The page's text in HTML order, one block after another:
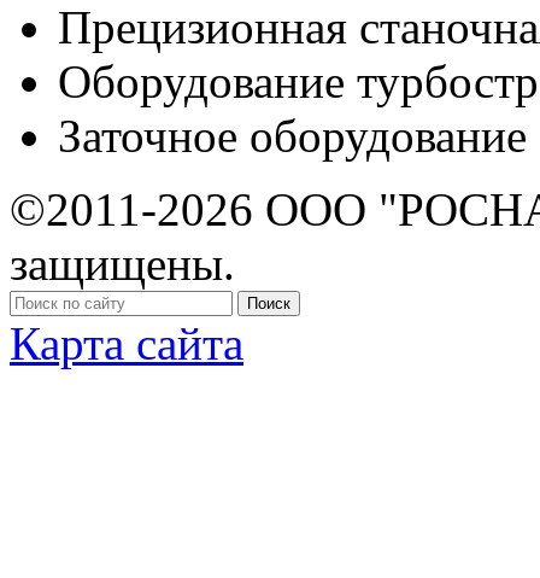
Прецизионная
Оборудование
Заточное оборудование
©2011-2026 ООО
защищены.
Карта сайта